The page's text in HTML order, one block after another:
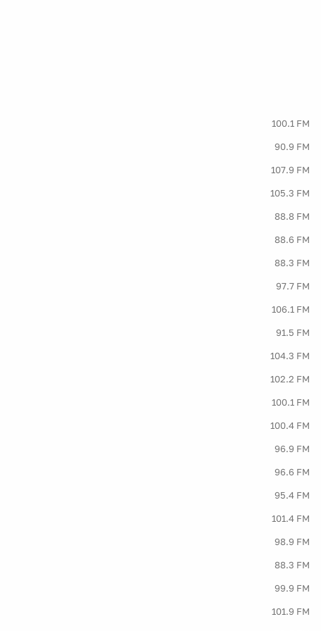
100.1 FM
90.9 FM
107.9 FM
105.3 FM
88.8 FM
88.6 FM
88.3 FM
97.7 FM
106.1 FM
91.5 FM
104.3 FM
102.2 FM
100.1 FM
100.4 FM
96.9 FM
96.6 FM
95.4 FM
101.4 FM
98.9 FM
88.3 FM
99.9 FM
101.9 FM